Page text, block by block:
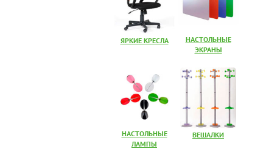
ЯРКИЕ КРЕСЛА
НАСТОЛЬНЫЕ
ЭКРАНЫ
НАСТОЛЬНЫЕ
ЛАМПЫ
ВЕШАЛКИ